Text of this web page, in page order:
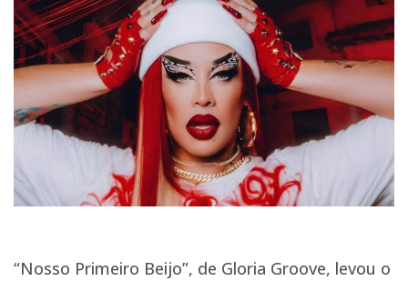
“Nosso Primeiro Beijo”, de Gloria Groove, levou o